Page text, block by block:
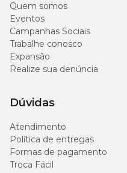
Quem somos
Eventos
Campanhas Sociais
Trabalhe conosco
Expansão
Realize sua denúncia
Dúvidas
Atendimento
Política de entregas
Formas de pagamento
Troca Fácil